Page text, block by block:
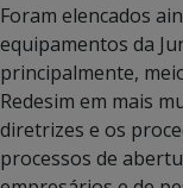
Foram elencados
equipamentos da
principalmente,
Redesim em mais
diretrizes e os
processos de